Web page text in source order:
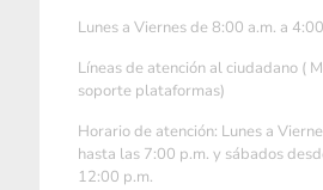
Lunes a Viernes de 8:00 a.m. a
Líneas de atención al ciudadano (
soporte plataformas)
Horario de atención: Lunes a
hasta las 7:00 p.m. y sábados
12:00 p.m.